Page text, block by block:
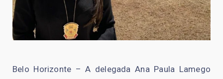
Belo Horizonte – A delegada Ana Paula Lamego